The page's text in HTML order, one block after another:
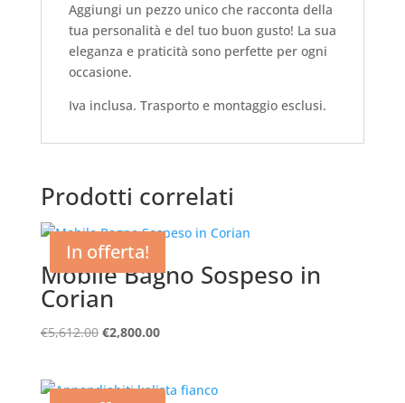
Aggiungi un pezzo unico che racconta della
tua personalità e del tuo buon gusto! La sua
eleganza e praticità sono perfette per ogni
occasione.
Iva inclusa. Trasporto e montaggio esclusi.
Prodotti correlati
In offerta!
Mobile Bagno Sospeso in
Corian
€5,612.00 Il
era:
€2,800.00Il
è: